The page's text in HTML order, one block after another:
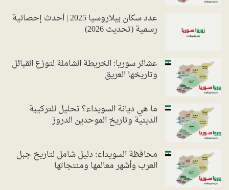
عدد سكان بيلاروسيا 2025 | أحدث إحصائية
رسمية (تحديث 2026)
عشائر سوريا: الخريطة الشاملة لتوزع القبائل
وتاريخها العريق
ما هي ديانة السويداء؟ تحليل للتركيبة
الدينية وتاريخ الموحدين الدروز
محافظة السويداء: دليل شامل لتاريخ جبل
العرب وأشهر معالمها ومنتجاتها